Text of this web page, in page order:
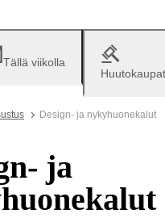
Tällä viikolla
Huutokaupat
Design- ja nykyhuonekalut
ja